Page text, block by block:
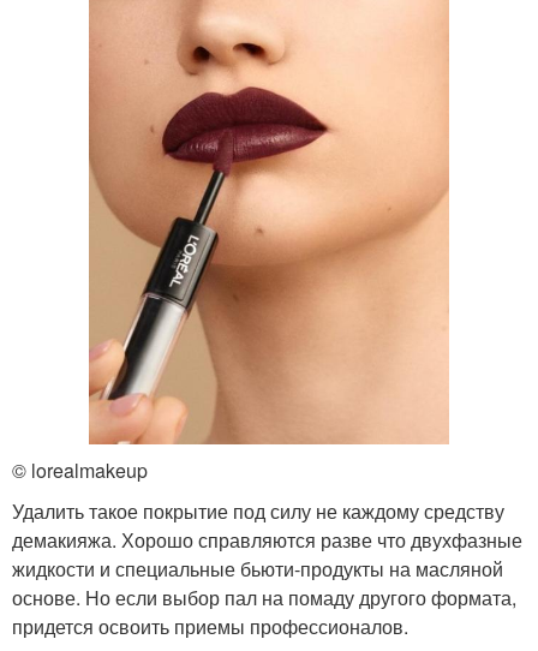
© lorealmakeup
Удалить такое покрытие под силу не каждому средству
демакияжа. Хорошо справляются разве что двухфазные
жидкости и специальные бьюти-продукты на масляной
основе. Но если выбор пал на помаду другого формата,
придется освоить приемы профессионалов.